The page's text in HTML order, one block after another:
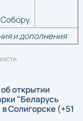
и дополнения
открытии
"Беларусь
Солигорске (+51